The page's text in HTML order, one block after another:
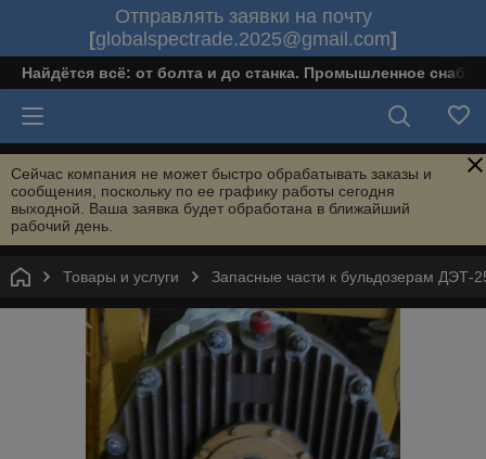
Отправлять заявки на почту
[globalspectrade.2025@gmail.com]
Найдётся всё: от болта и до станка. Промышленное
Сейчас компания не может быстро обрабатывать заказы и
сообщения, поскольку по ее графику работы сегодня
выходной. Ваша заявка будет обработана в ближайший
рабочий день.
Товары и услуги Запасные части к бульдозерам